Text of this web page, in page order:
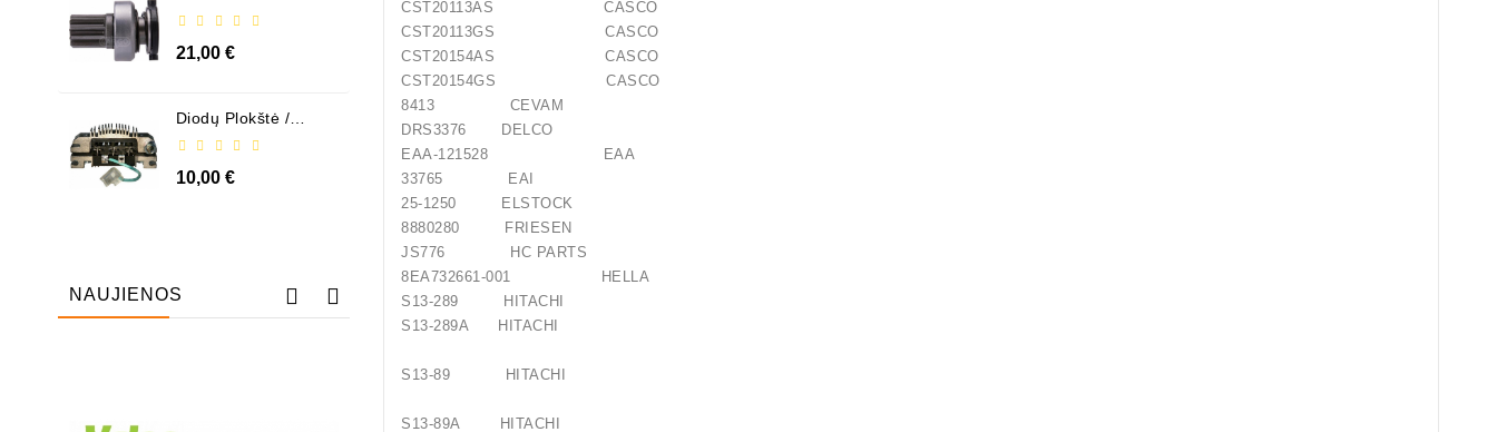
21,00 €
Diodų Plokštė /
10,00 €
NAUJIENOS
CST20113AS CASCO
CST20113GS CASCO
CST20154AS CASCO
CST20154GS CASCO
8413 CEVAM
DRS3376 DELCO
EAA-121528 EAA
33765 EAI
25-1250 ELSTOCK
8880280 FRIESEN
JS776 HC PARTS
8EA732661-001 HELLA
S13-289 HITACHI
S13-289A HITACHI
S13-89 HITACHI
S13-89A HITACHI